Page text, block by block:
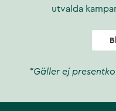
utvalda
*Gäller ej